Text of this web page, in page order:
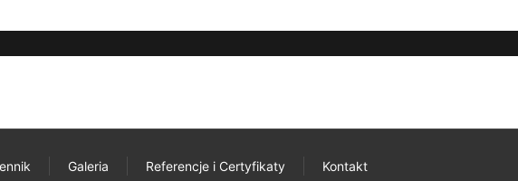
Galeria Referencje i Certyfikaty Kontakt